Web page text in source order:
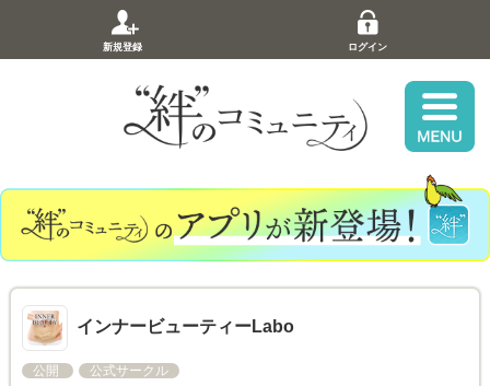
新規登録 ログイン
インナービューティーLabo
公開 公式サークル